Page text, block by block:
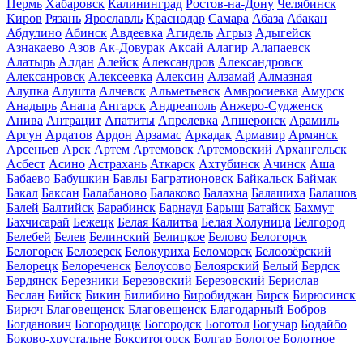
Пермь Хабаровск Калининград Ростов-на-Дону Челябинск
Киров Рязань Ярославль Краснодар Самара Абаза Абакан
Абдулино Абинск Авдеевка Агидель Агрыз Адыгейск
Азнакаево Азов Ак-Довурак Аксай Алагир Алапаевск
Алатырь Алдан Алейск Александров Александровск
Алексанровск Алексеевка Алексин Алзамай Алмазная
Алупка Алушта Алчевск Альметьевск Амвросиевка Амурск
Анадырь Анапа Ангарск Андреаполь Анжеро-Судженск
Анива Антрацит Апатиты Апрелевка Апшеронск Арамиль
Аргун Ардатов Ардон Арзамас Аркадак Армавир Армянск
Арсеньев Арск Артем Артемовск Артемовский Архангельск
Асбест Асино Астрахань Аткарск Ахтубинск Ачинск Аша
Бабаево Бабушкин Бавлы Багратионовск Байкальск Баймак
Бакал Баксан Балабаново Балаково Балахна Балашиха Балашов
Балей Балтийск Барабинск Барнаул Барыш Батайск Бахмут
Бахчисарай Бежецк Белая Калитва Белая Холуница Белгород
Белебей Белев Белинский Белицкое Белово Белогорск
Белогорск Белозерск Белокуриха Беломорск Белоозёрский
Белорецк Белореченск Белоусово Белоярский Белый Бердск
Бердянск Березники Березовский Березовский Берислав
Беслан Бийск Бикин Билибино Биробиджан Бирск Бирюсинск
Бирюч Благовещенск Благовещенск Благодарный Бобров
Богданович Богородицк Богородск Боготол Богучар Бодайбо
Боково-хрустальне Бокситогорск Болгар Бологое Болотное